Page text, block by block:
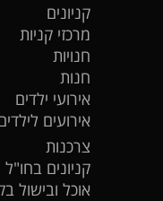
קניונים
מרכזי קניות
חנויות
חנות
אירועי ילדים
אירועים
צרכנות
קניונים בחו"ל
אוכל ובישול